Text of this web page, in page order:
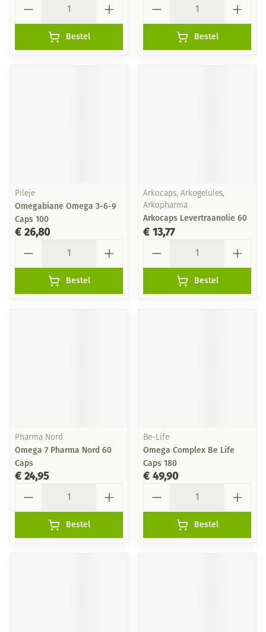
Bestel Bestel
Pileje
Omegabiane Omega 3-6-9
Caps 100
€ 26,80
Bestel
Arkocaps, Arkogelules,
Arkopharma
Arkocaps Levertraanolie 60
€ 13,77
Bestel
Pharma Nord
Omega 7 Pharma Nord 60
Caps
€ 24,95
Bestel
Be-Life
Omega Complex Be Life
Caps 180
€ 49,90
Bestel